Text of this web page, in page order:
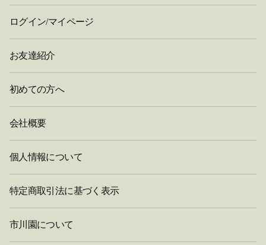
ログイン/マイページ
お友達紹介
初めての方へ
会社概要
個人情報について
特定商取引法に基づく表示
市川園について